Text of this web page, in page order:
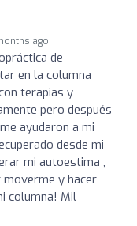
ago
de
en la columna
terapias y
pero después
ayudaron a mi
desde mi
mi autoestima ,
moverme y hacer
columna! Mil